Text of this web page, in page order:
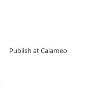
Publish at Calameo